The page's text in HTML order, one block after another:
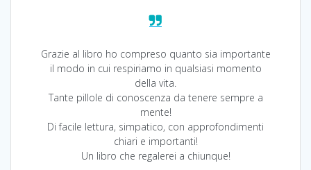
Grazie al libro ho compreso quanto sia importante
il modo in cui respiriamo in qualsiasi momento
della vita.
Tante pillole di conoscenza da tenere sempre a
mente!
Di facile lettura, simpatico, con approfondimenti
chiari e importanti!
Un libro che regalerei a chiunque!